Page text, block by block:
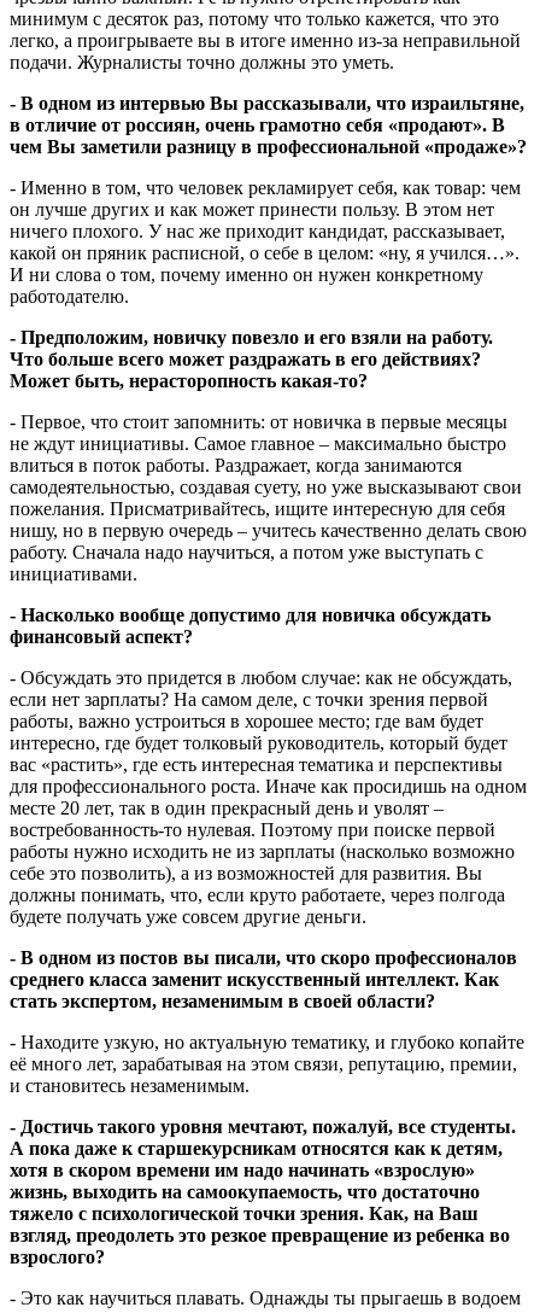
минимум с десяток раз, потому что только кажется, что это
легко, а проигрываете вы в итоге именно из-за неправильной
подачи. Журналисты точно должны это уметь.
- В одном из интервью Вы рассказывали, что израильтяне,
в отличие от россиян, очень грамотно себя «продают». В
чем Вы заметили разницу в профессиональной «продаже»?
- Именно в том, что человек рекламирует себя, как товар: чем
он лучше других и как может принести пользу. В этом нет
ничего плохого. У нас же приходит кандидат, рассказывает,
какой он пряник расписной, о себе в целом: «ну, я учился…».
И ни слова о том, почему именно он нужен конкретному
работодателю.
- Предположим, новичку повезло и его взяли на работу.
Что больше всего может раздражать в его действиях?
Может быть, нерасторопность какая-то?
- Первое, что стоит запомнить: от новичка в первые месяцы
не ждут инициативы. Самое главное – максимально быстро
влиться в поток работы. Раздражает, когда занимаются
самодеятельностью, создавая суету, но уже высказывают свои
пожелания. Присматривайтесь, ищите интересную для себя
нишу, но в первую очередь – учитесь качественно делать свою
работу. Сначала надо научиться, а потом уже выступать с
инициативами.
- Насколько вообще допустимо для новичка обсуждать
финансовый аспект?
- Обсуждать это придется в любом случае: как не обсуждать,
если нет зарплаты? На самом деле, с точки зрения первой
работы, важно устроиться в хорошее место; где вам будет
интересно, где будет толковый руководитель, который будет
вас «растить», где есть интересная тематика и перспективы
для профессионального роста. Иначе как просидишь на одном
месте 20 лет, так в один прекрасный день и уволят –
востребованность-то нулевая. Поэтому при поиске первой
работы нужно исходить не из зарплаты (насколько возможно
себе это позволить), а из возможностей для развития. Вы
должны понимать, что, если круто работаете, через полгода
будете получать уже совсем другие деньги.
- В одном из постов вы писали, что скоро профессионалов
среднего класса заменит искусственный интеллект. Как
стать экспертом, незаменимым в своей области?
- Находите узкую, но актуальную тематику, и глубоко копайте
её много лет, зарабатывая на этом связи, репутацию, премии,
и становитесь незаменимым.
- Достичь такого уровня мечтают, пожалуй, все студенты.
А пока даже к старшекурсникам относятся как к детям,
хотя в скором времени им надо начинать «взрослую»
жизнь, выходить на самоокупаемость, что достаточно
тяжело с психологической точки зрения. Как, на Ваш
взгляд, преодолеть это резкое превращение из ребенка во
взрослого?
- Это как научиться плавать. Однажды ты прыгаешь в водоем